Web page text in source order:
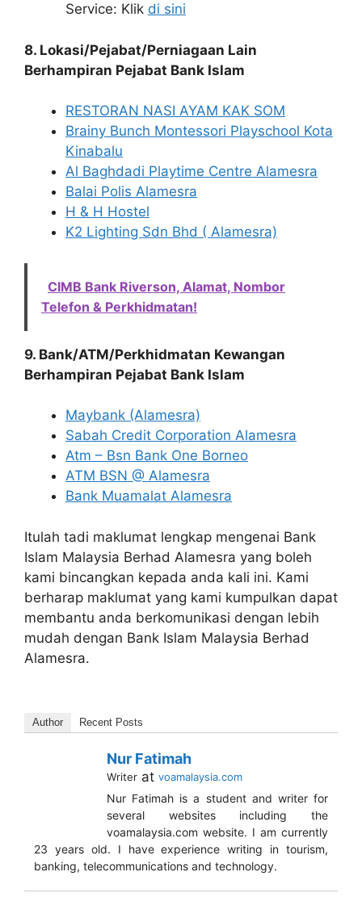
Service: Klik di sini
8. Lokasi/Pejabat/Perniagaan Lain
Berhampiran Pejabat Bank Islam
RESTORAN NASI AYAM KAK SOM
Brainy Bunch Montessori Playschool Kota
Kinabalu
Al Baghdadi Playtime Centre Alamesra
Balai Polis Alamesra
H & H Hostel
K2 Lighting Sdn Bhd ( Alamesra)
CIMB Bank Riverson, Alamat, Nombor
Telefon & Perkhidmatan!
9. Bank/ATM/Perkhidmatan Kewangan
Berhampiran Pejabat Bank Islam
Maybank (Alamesra)
Sabah Credit Corporation Alamesra
Atm – Bsn Bank One Borneo
ATM BSN @ Alamesra
Bank Muamalat Alamesra
Itulah tadi maklumat lengkap mengenai Bank
Islam Malaysia Berhad Alamesra yang boleh
kami bincangkan kepada anda kali ini. Kami
berharap maklumat yang kami kumpulkan dapat
membantu anda berkomunikasi dengan lebih
mudah dengan Bank Islam Malaysia Berhad
Alamesra.
Author Recent Posts
Nur Fatimah
Writer at voamalaysia.com
Nur Fatimah is a student and writer for
several websites including the
voamalaysia.com website. I am currently
23 years old. I have experience writing in tourism,
banking, telecommunications and technology.